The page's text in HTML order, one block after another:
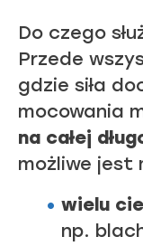
Do czego
Przede
gdzie siła
mocowania
na całej
możliwe jest
wielu
np.